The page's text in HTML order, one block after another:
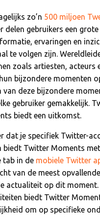
zo’n 500 miljoen
delen gebruikers een grote
ervaringen en
te volgen zijn.
zoals artiesten, acteurs
bijzondere momenten
van deze bijzondere
gebruiker gemakkelijk.
biedt een uitkomst.
dat je specifiek Twitter-
biedt Twitter Moments met
tab in de mobiele Twitter
van de meest
actualiteit op dit moment.
biedt Twitter
om op specifieke